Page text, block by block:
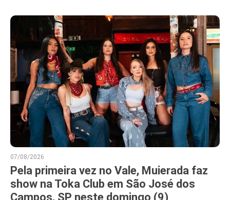
07/08/2026
Pela primeira vez no Vale, Muierada faz
show na Toka Club em São José dos
Campos, SP neste domingo (9)